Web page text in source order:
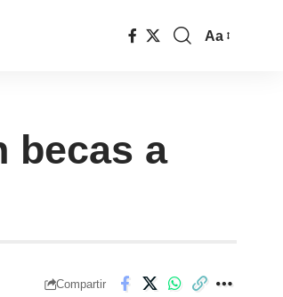
Aa
becas a
Compartir